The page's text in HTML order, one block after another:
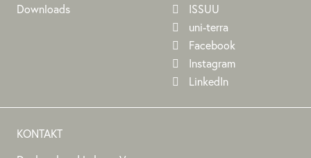
Downloads
ISSUU
uni-terra
Facebook
Instagram
LinkedIn
KONTAKT